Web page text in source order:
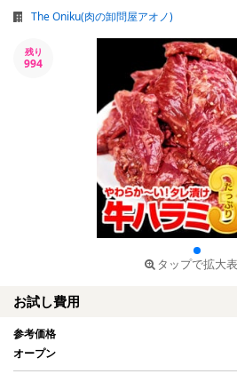
The Oniku(肉の卸問屋アオノ)
残り
994
タップで拡大
お試し費用
参考価格
オープン